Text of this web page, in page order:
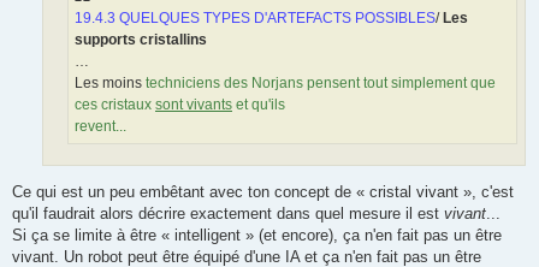
19.4.3 QUELQUES TYPES D'ARTEFACTS POSSIBLES/Les
supports cristallins
…
Les moins techniciens des Norjans pensent tout simplement que
ces cristaux sont vivants et qu'ils
revent...
Ce qui est un peu embêtant avec ton concept de « cristal vivant », c'est
qu'il faudrait alors décrire exactement dans quel mesure il est vivant
Si ça se limite à être « intelligent » (et encore), ça n'en fait pas un être
vivant. Un robot peut être équipé d'une IA et ça n'en fait pas un être